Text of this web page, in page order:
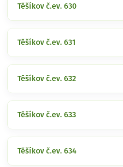
Těšíkov č.ev. 630
Těšíkov č.ev. 631
Těšíkov č.ev. 632
Těšíkov č.ev. 633
Těšíkov č.ev. 634